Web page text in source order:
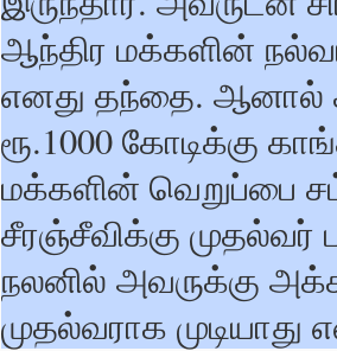
ஆந்திர மக்களின்
எனது தந்தை. ஆனால்
ரூ.1000 கோடிக்கு
மக்களின் வெறுப்பை
சீரஞ்சீவிக்கு
நலனில் அவருக்கு
முதல்வராக முடியாது